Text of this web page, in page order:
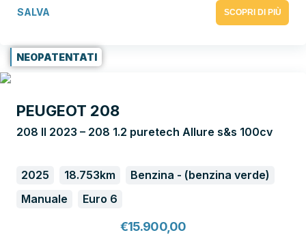
SALVA SCOPRI DI PIÙ
NEOPATENTATI
PEUGEOT 208
208 II 2023 – 208 1.2 puretech Allure s&s 100cv
2025 18.753km
Benzina - (benzina verde)
Manuale
Euro 6
€15.900,00